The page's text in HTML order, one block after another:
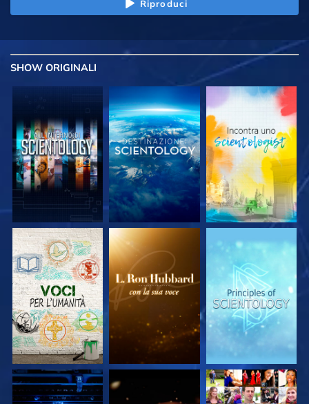
Riproduci
SHOW ORIGINALI
ESPLORA LE
SERIE
ESPLORA LE
SERIE
ESPLORA LE
SERIE